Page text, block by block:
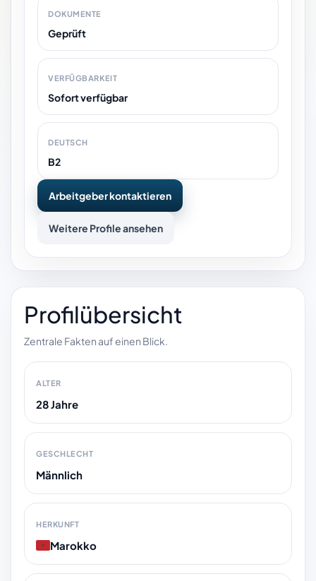
DOKUMENTE
Geprüft
VERFÜGBARKEIT
Sofort verfügbar
DEUTSCH
B2
Arbeitgeber kontaktieren
Weitere Profile ansehen
Profilübersicht
Zentrale Fakten auf einen Blick.
ALTER
28 Jahre
GESCHLECHT
Männlich
HERKUNFT
Marokko